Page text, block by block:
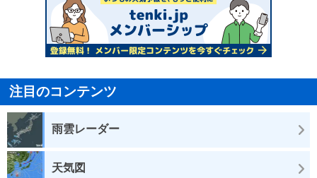
注目のコンテンツ
雨雲レーダー
天気図